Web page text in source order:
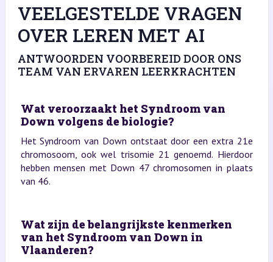
VEELGESTELDE VRAGEN
OVER LEREN MET AI
ANTWOORDEN VOORBEREID DOOR ONS
TEAM VAN ERVAREN LEERKRACHTEN
Wat veroorzaakt het Syndroom van
Down volgens de biologie?
Het Syndroom van Down ontstaat door een extra 21e
chromosoom, ook wel trisomie 21 genoemd. Hierdoor
hebben mensen met Down 47 chromosomen in plaats
van 46.
Wat zijn de belangrijkste kenmerken
van het Syndroom van Down in
Vlaanderen?